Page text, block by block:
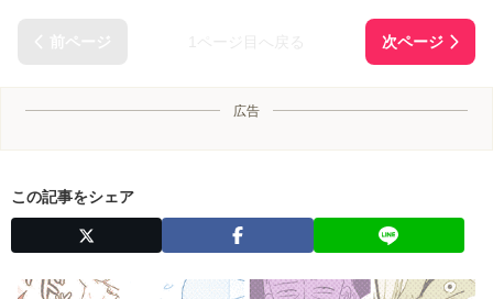
広告
この記事をシェア